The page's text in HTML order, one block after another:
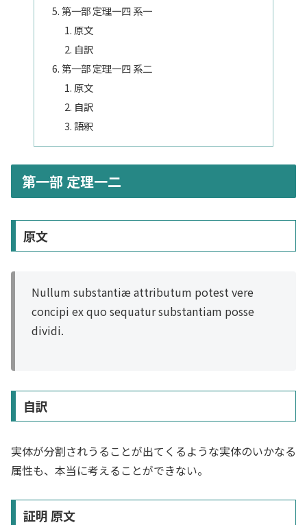
第一部 定理一四 系一
原文
自訳
第一部 定理一四 系二
原文
自訳
語釈
第一部 定理一二
原文
Nullum substantiæ attributum potest vere
concipi ex quo sequatur substantiam posse
dividi.
自訳
実体が分割されうることが出てくるような実体のいかなる
属性も、本当に考えることができない。
証明 原文